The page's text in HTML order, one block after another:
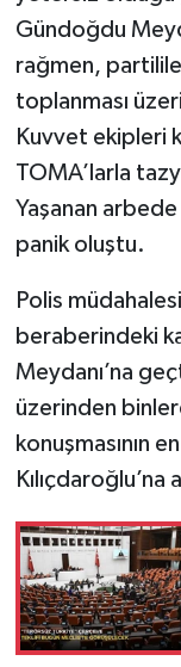
Gündoğdu
rağmen,
toplanması
Kuvvet ekipleri
TOMA’larla
Yaşanan arbede
panik oluştu.
Polis
beraberindeki
Meydanı’na
üzerinden
konuşmasının
Kılıçdaroğlu’na